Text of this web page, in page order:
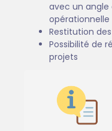
avec un
opérationnelle
Restitution
Possibilité de
projets